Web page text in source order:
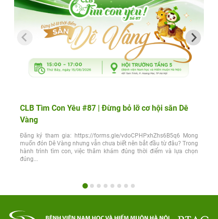
CLB Tìm Con Yêu #87 | Đừng bỏ lỡ cơ hội săn Dê
Vàng
Đăng ký tham gia: https://forms.gle/vdoCPHPxhZhs6B5q6 Mong
muốn đón Dê Vàng nhưng vẫn chưa biết nên bắt đầu từ đâu? Trong
hành trình tìm con, việc thăm khám đúng thời điểm và lựa chọn
đúng...